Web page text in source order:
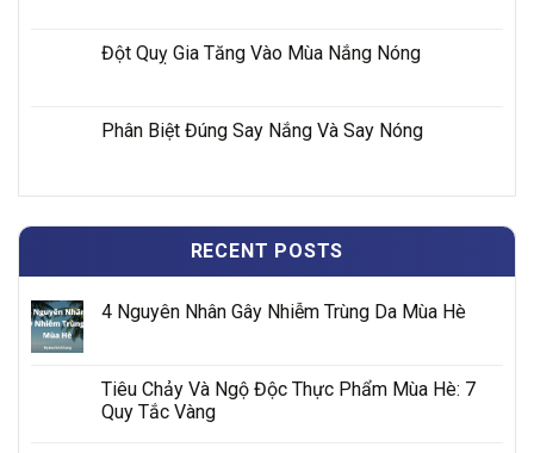
Đột Quỵ Gia Tăng Vào Mùa Nắng Nóng
Phân Biệt Đúng Say Nắng Và Say Nóng
RECENT POSTS
4 Nguyên Nhân Gây Nhiễm Trùng Da Mùa Hè
Tiêu Chảy Và Ngộ Độc Thực Phẩm Mùa Hè: 7
Quy Tắc Vàng